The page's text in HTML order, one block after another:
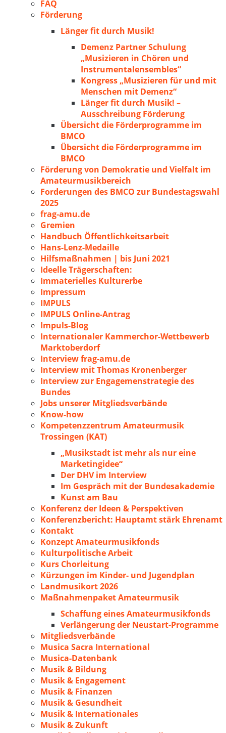
FAQ
Förderung
Länger fit durch Musik!
Demenz Partner Schulung
„Musizieren in Chören und
Instrumentalensembles“
Kongress „Musizieren für und mit
Menschen mit Demenz“
Länger fit durch Musik! –
Ausschreibung Förderung
Übersicht die Förderprogramme im
BMCO
Übersicht die Förderprogramme im
BMCO
Förderung von Demokratie und Vielfalt im
Amateurmusikbereich
Forderungen des BMCO zur Bundestagswahl
2025
frag-amu.de
Gremien
Handbuch Öffentlichkeitsarbeit
Hans-Lenz-Medaille
Hilfsmaßnahmen | bis Juni 2021
Ideelle Trägerschaften:
Immaterielles Kulturerbe
Impressum
IMPULS
IMPULS Online-Antrag
Impuls-Blog
Internationaler Kammerchor-Wettbewerb
Marktoberdorf
Interview frag-amu.de
Interview mit Thomas Kronenberger
Interview zur Engagemenstrategie des
Bundes
Jobs unserer Mitgliedsverbände
Know-how
Kompetenzzentrum Amateurmusik
Trossingen (KAT)
„Musikstadt ist mehr als nur eine
Marketingidee“
Der DHV im Interview
Im Gespräch mit der Bundesakademie
Kunst am Bau
Konferenz der Ideen & Perspektiven
Konferenzbericht: Hauptamt stärk Ehrenamt
Kontakt
Konzept Amateurmusikfonds
Kulturpolitische Arbeit
Kurs Chorleitung
Kürzungen im Kinder- und Jugendplan
Landmusikort 2026
Maßnahmenpaket Amateurmusik
Schaffung eines Amateurmusikfonds
Verlängerung der Neustart-Programme
Mitgliedsverbände
Musica Sacra International
Musica-Datenbank
Musik & Bildung
Musik & Engagement
Musik & Finanzen
Musik & Gesundheit
Musik & Internationales
Musik & Zukunft